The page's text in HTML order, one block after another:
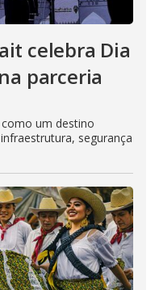
celebra Dia
parceria
um destino
segurança